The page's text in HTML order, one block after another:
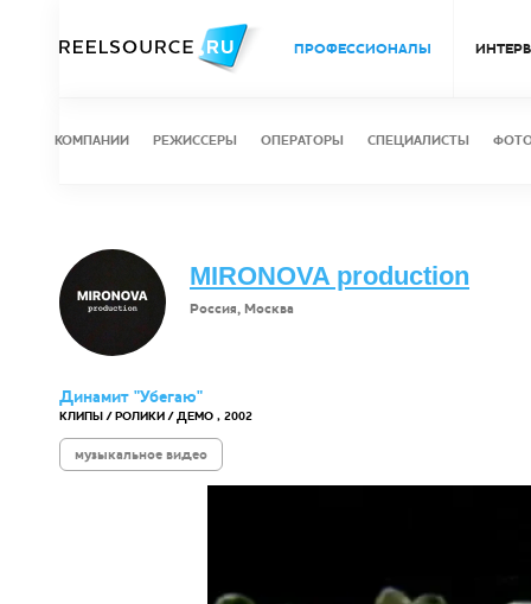
ПРОФЕССИОНАЛЫ
КОМПАНИИ РЕЖИССЕРЫ ОПЕРАТОРЫ СПЕЦИАЛИСТЫ
MIRONOVA production
Россия, Москва
Динамит "Убегаю"
КЛИПЫ / РОЛИКИ / ДЕМО , 2002
музыкальное видео